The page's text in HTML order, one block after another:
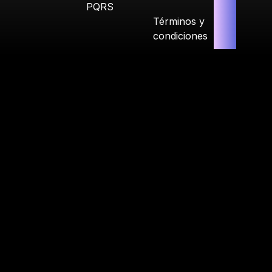
PQRS
Términos y
condiciones